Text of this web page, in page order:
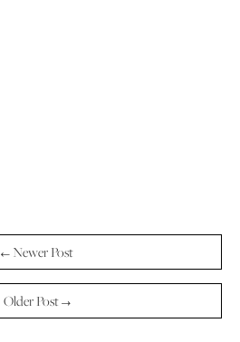
← Newer Post
Older Post →